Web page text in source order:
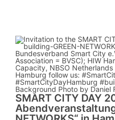
SMART CITY DAY